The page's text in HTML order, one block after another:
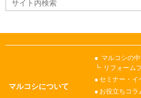
マルコシについて
マルコシの
リフォーム
セミナー・イ
お役立ちコラ